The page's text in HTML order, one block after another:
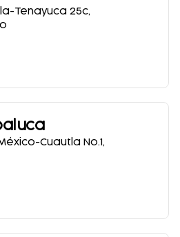
Tenayuca 25c,
Cuautla No.1,